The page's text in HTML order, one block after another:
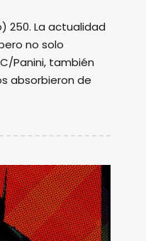
250. La actualidad
no solo
Panini, también
absorbieron de